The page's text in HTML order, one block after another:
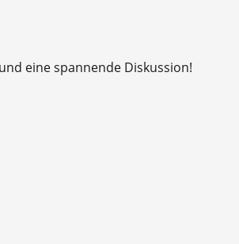
eine spannende Diskussion!